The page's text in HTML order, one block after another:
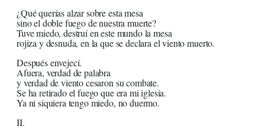
¿Qué querías alzar sobre esta mesa
sino el doble fuego de nuestra muerte?
Tuve miedo, destruí en este mundo la mesa
rojiza y desnuda, en la que se declara el viento muerto.
Después envejecí.
Afuera, verdad de palabra
y verdad de viento cesaron su combate.
Se ha retirado el fuego que era mi iglesia.
Ya ni siquiera tengo miedo, no duermo.
II.